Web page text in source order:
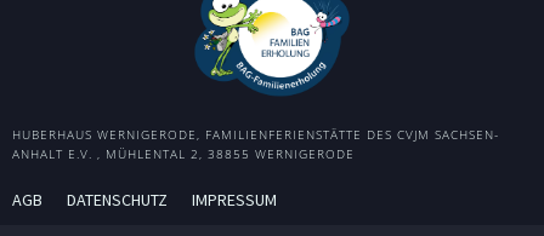
HUBERHAUS WERNIGERODE, FAMILIENFERIENSTÄTTE DES CVJM SACHSEN-
ANHALT E.V. , MÜHLENTAL 2, 38855 WERNIGERODE
AGB DATENSCHUTZ IMPRESSUM